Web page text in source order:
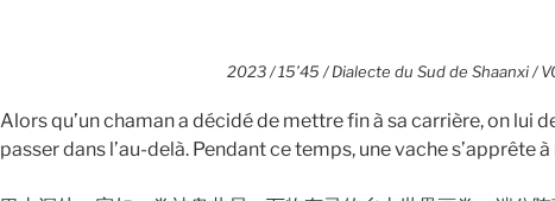
2023 / 15’45 / Dialecte du Sud de Shaanxi /
Alors qu’un chaman a décidé de mettre fin à sa carrière, on lui
passer dans l’au-delà. Pendant ce temps, une vache s’apprête